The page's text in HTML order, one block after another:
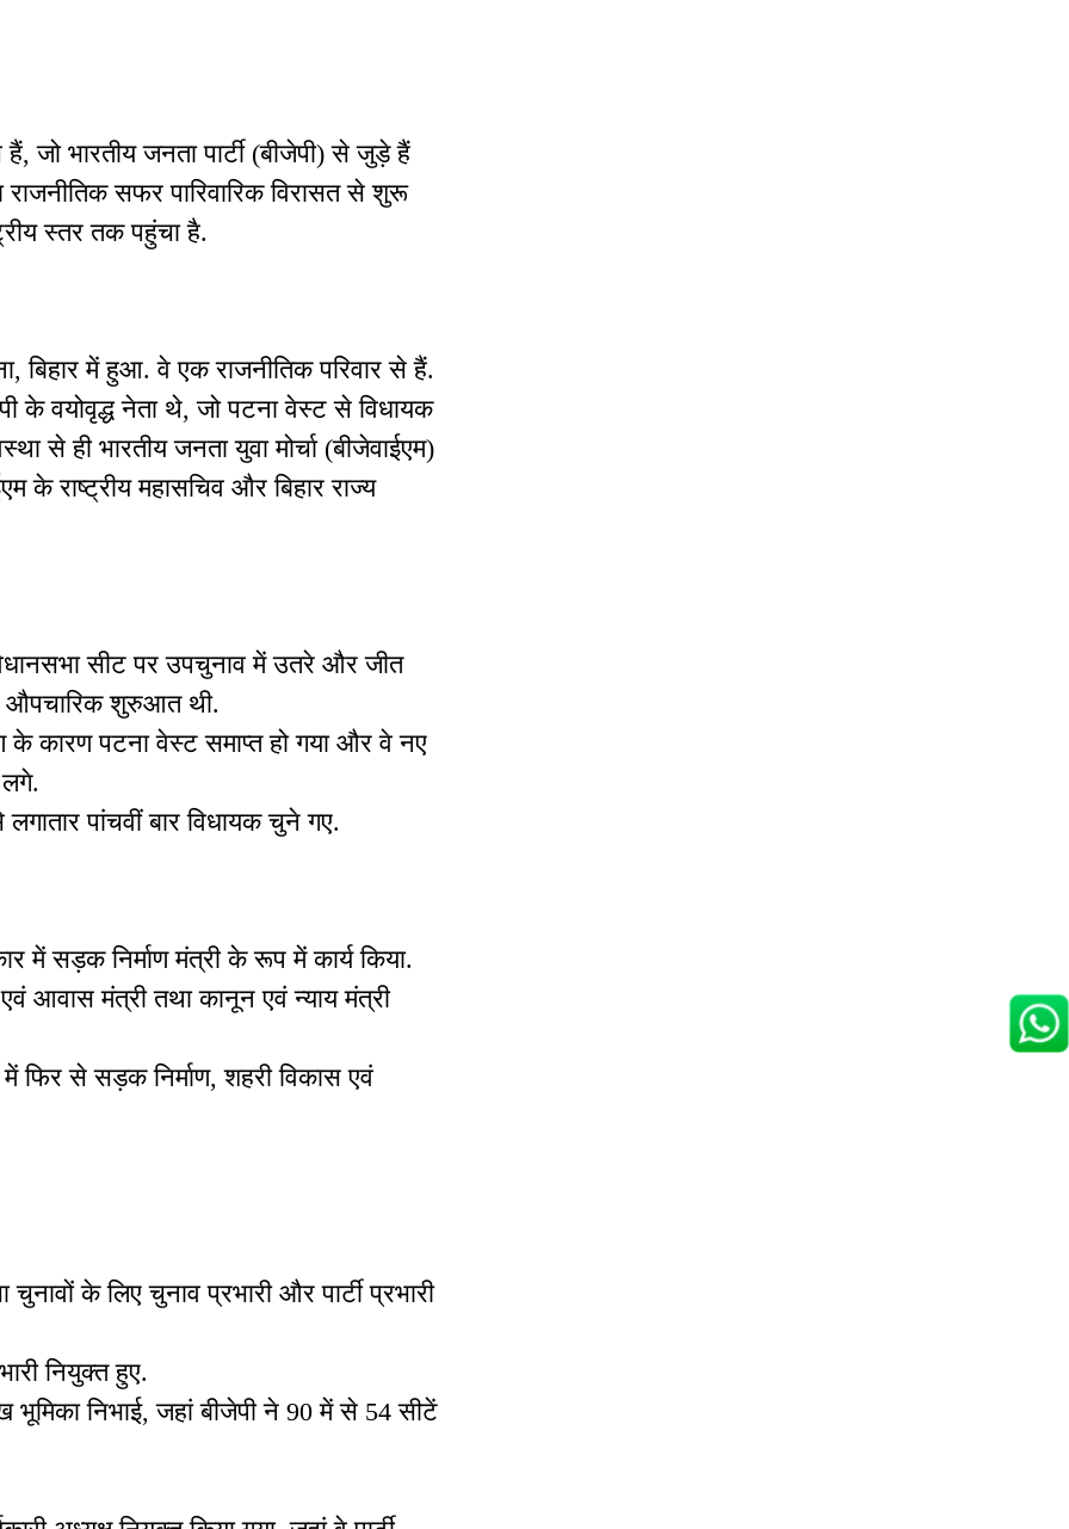
जो भारतीय जनता पार्टी (बीजेपी) से जुड़े हैं
सफर पारिवारिक विरासत से शुरू
स्तर तक पहुंचा है.
बिहार में हुआ. वे एक राजनीतिक परिवार से हैं.
के वयोवृद्ध नेता थे, जो पटना वेस्ट से विधायक
से ही भारतीय जनता युवा मोर्चा (बीजेवाईएम)
के राष्ट्रीय महासचिव और बिहार राज्य
सीट पर उपचुनाव में उतरे और जीत
औपचारिक शुरुआत थी.
के कारण पटना वेस्ट समाप्त हो गया और वे नए
पांचवीं बार विधायक चुने गए.
में सड़क निर्माण मंत्री के रूप में कार्य किया.
आवास मंत्री तथा कानून एवं न्याय मंत्री
फिर से सड़क निर्माण, शहरी विकास एवं
के लिए चुनाव प्रभारी और पार्टी प्रभारी
नियुक्त हुए.
भूमिका निभाई, जहां बीजेपी ने 90 में से 54 सीटें